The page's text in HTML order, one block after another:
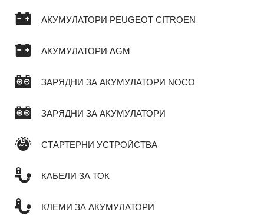
АКУМУЛАТОРИ PEUGEOT CITROEN
АКУМУЛАТОРИ AGM
ЗАРЯДНИ ЗА АКУМУЛАТОРИ NOCO
ЗАРЯДНИ ЗА АКУМУЛАТОРИ
СТАРТЕРНИ УСТРОЙСТВА
КАБЕЛИ ЗА ТОК
КЛЕМИ ЗА АКУМУЛАТОРИ